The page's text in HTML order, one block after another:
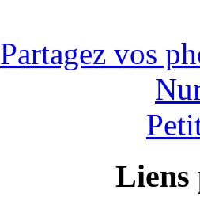
Partagez vos
Liens